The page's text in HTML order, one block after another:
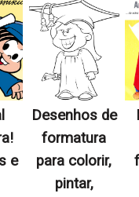
e
Desenhos de
formatura
para colorir,
pintar,